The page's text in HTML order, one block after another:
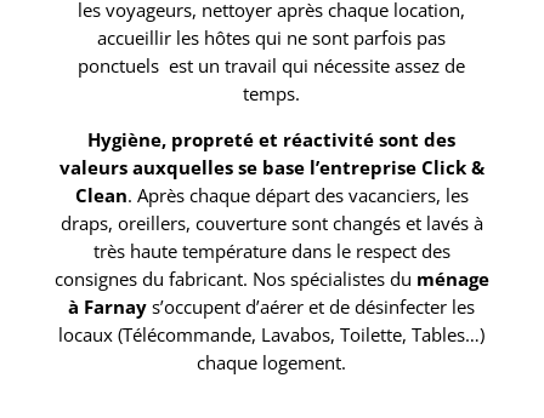
les voyageurs, nettoyer après chaque location,
accueillir les hôtes qui ne sont parfois pas
ponctuels est un travail qui nécessite assez de
temps.
Hygiène, propreté et réactivité sont des
valeurs auxquelles se base l’entreprise Click &
Clean. Après chaque départ des vacanciers, les
draps, oreillers, couverture sont changés et lavés à
très haute température dans le respect des
consignes du fabricant. Nos spécialistes du ménage
à Farnay s’occupent d’aérer et de désinfecter les
locaux (Télécommande, Lavabos, Toilette, Tables…)
chaque logement.